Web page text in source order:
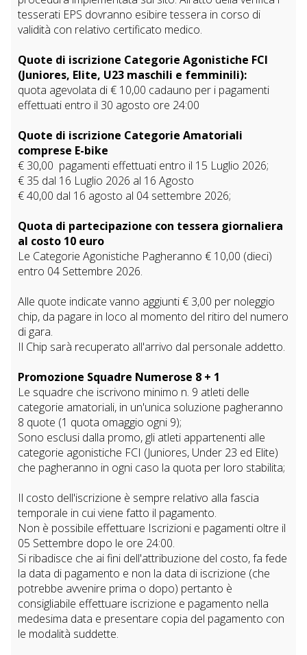
tesserati EPS dovranno esibire tessera in corso di
validità con relativo certificato medico.
Quote di iscrizione Categorie Agonistiche FCI
(Juniores, Elite, U23 maschili e femminili):
quota agevolata di € 10,00 cadauno per i pagamenti
effettuati entro il 30 agosto ore 24:00
Quote di iscrizione Categorie Amatoriali
comprese E-bike
€ 30,00 pagamenti effettuati entro il 15 Luglio 2026;
€ 35 dal 16 Luglio 2026 al 16 Agosto
€ 40,00 dal 16 agosto al 04 settembre 2026;
Quota di partecipazione con tessera giornaliera
al costo 10 euro
Le Categorie Agonistiche Pagheranno € 10,00 (dieci)
entro 04 Settembre 2026.
Alle quote indicate vanno aggiunti € 3,00 per noleggio
chip, da pagare in loco al momento del ritiro del numero
di gara.
Il Chip sarà recuperato all'arrivo dal personale addetto.
Promozione Squadre Numerose 8 + 1
Le squadre che iscrivono minimo n. 9 atleti delle
categorie amatoriali, in un'unica soluzione pagheranno
8 quote (1 quota omaggio ogni 9);
Sono esclusi dalla promo, gli atleti appartenenti alle
categorie agonistiche FCI (Juniores, Under 23 ed Elite)
che pagheranno in ogni caso la quota per loro stabilita;
Il costo dell'iscrizione è sempre relativo alla fascia
temporale in cui viene fatto il pagamento.
Non è possibile effettuare Iscrizioni e pagamenti oltre il
05 Settembre dopo le ore 24:00.
Si ribadisce che ai fini dell'attribuzione del costo, fa fede
la data di pagamento e non la data di iscrizione (che
potrebbe avvenire prima o dopo) pertanto è
consigliabile effettuare iscrizione e pagamento nella
medesima data e presentare copia del pagamento con
le modalità suddette.